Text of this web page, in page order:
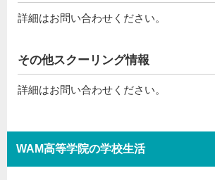
詳細はお問い合わせください。
その他スクーリング情報
詳細はお問い合わせください。
WAM高等学院の学校生活